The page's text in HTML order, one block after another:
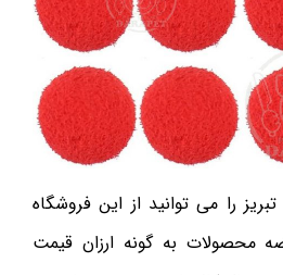
را می توانید از این فروشگاه
محصولات به گونه ارزان قیمت